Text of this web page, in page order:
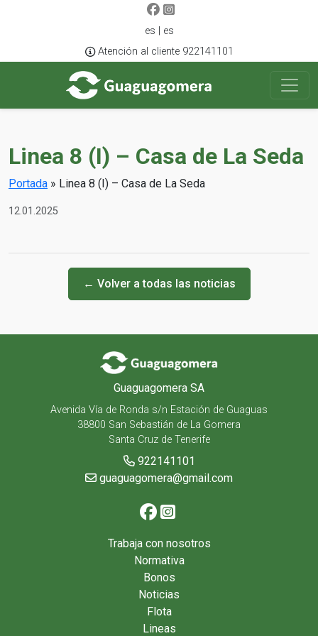
es | es
Atención al cliente 922141101
Linea 8 (I) – Casa de La Seda
Portada » Linea 8 (I) – Casa de La Seda
12.01.2025
← Volver a todas las noticias
Guaguagomera SA
Avenida Vía de Ronda s/n Estación de Guaguas
38800 San Sebastián de La Gomera
Santa Cruz de Tenerife
922141101
guaguagomera@gmail.com
Trabaja con nosotros
Normativa
Bonos
Noticias
Flota
Lineas